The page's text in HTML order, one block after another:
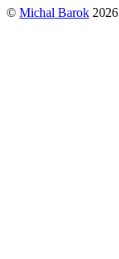
© Michal Barok 2026